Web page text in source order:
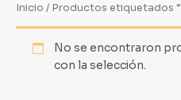
Inicio / Productos etiquetados
No se encontraron
con la selección.